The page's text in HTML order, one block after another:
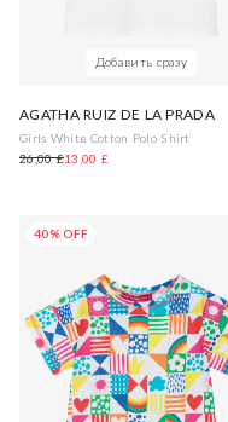
Добавить сразу
AGATHA RUIZ DE LA PRADA
Girls White Cotton Polo Shirt
26,00 £13,00 £
40% OFF